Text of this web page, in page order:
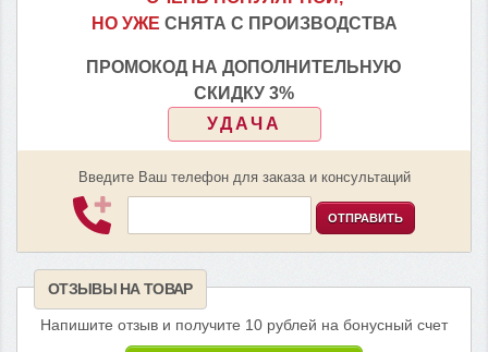
НО УЖЕ СНЯТА С ПРОИЗВОДСТВА
ПРОМОКОД НА ДОПОЛНИТЕЛЬНУЮ
СКИДКУ 3%
УДАЧА
Введите Ваш телефон для заказа и консультаций
ОТПРАВИТЬ
ОТЗЫВЫ НА ТОВАР
Напишите отзыв и получите 10 рублей на бонусный счет